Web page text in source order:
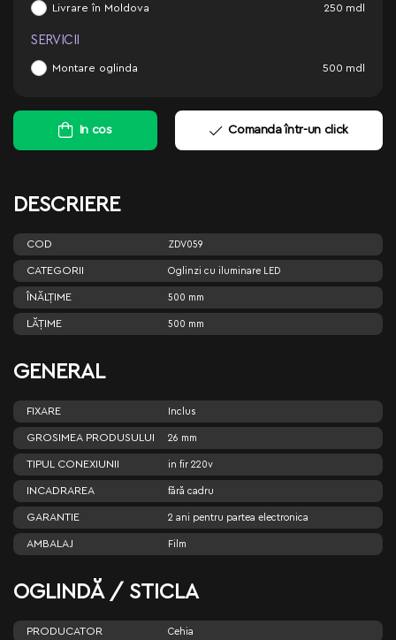
Livrare în Moldova 250 mdl
SERVICII
Montare oglinda 500 mdl
In cos Comanda într-un click
DESCRIERE
COD ZDV059
CATEGORII Oglinzi cu iluminare LED
ÎNĂLŢIME 500 mm
LĂŢIME 500 mm
GENERAL
FIXARE Inclus
GROSIMEA PRODUSULUI 26 mm
TIPUL CONEXIUNII in fir 220v
INCADRAREA fără cadru
GARANTIE 2 ani pentru partea electronica
AMBALAJ Film
OGLINDĂ / STICLA
PRODUCATOR Cehia